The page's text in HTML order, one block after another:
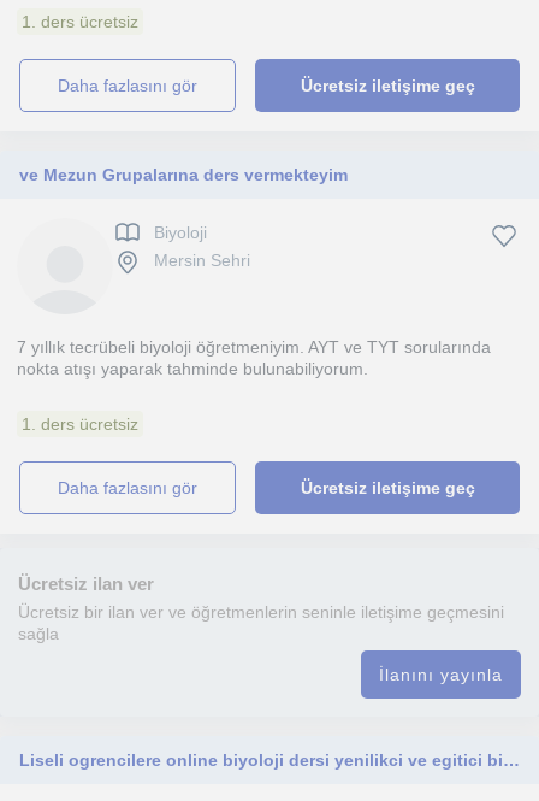
1. ders ücretsiz
daha fazlasını gör Ücretsiz iletişime geç
ve Mezun Grupalarına ders vermekteyim
Biyoloji
Mersin Sehri
7 yıllık tecrübeli biyoloji öğretmeniyim. AYT ve TYT sorularında
nokta atışı yaparak tahminde bulunabiliyorum.
1. ders ücretsiz
daha fazlasını gör Ücretsiz iletişime geç
Ücretsiz ilan ver
Ücretsiz bir ilan ver ve öğretmenlerin seninle iletişime geçmesini
sağla
İlanını yayınla
Liseli ogrencilere online biyoloji dersi yenilikci ve egitici bir sekilde verilir